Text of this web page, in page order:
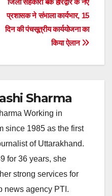
जिला सहकारी बैंक हरिद्वार के नए
प्रशासक ने संभाला कार्यभार, 15
दिन की पंचसूत्रीय कार्ययोजना का
किया ऐलान
Sharma
Working in
since 1985 as the first
of Uttarakhand.
for 36 years, she
strong services for
news agency PTI.